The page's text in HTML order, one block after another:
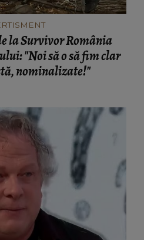
la Survivor România
"Noi să o să fim clar
nominalizate!"